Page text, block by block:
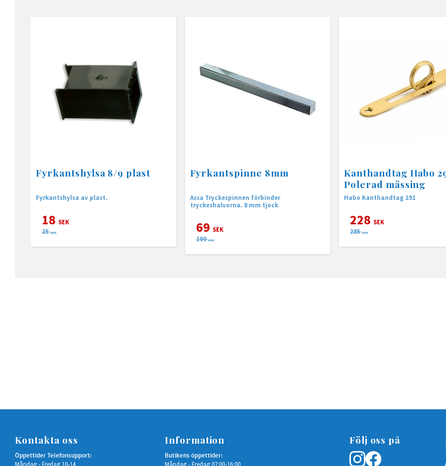
Fyrkantshylsa 8/9 plast
Fyrkantshylsa av plast.
18 SEK
25 SEK
Fyrkantspinne 8mm
Assa Tryckespinnen förbinder
tryckeshalvorna. 8 mm tjock
69 SEK
100 SEK
Kanthandtag Habo
Polerad mässing
Habo Kanthandtag 291
228 SEK
285 SEK
Kontakta oss
Öppettider Telefonsupport:
Måndag - Fredag 10-14
Information
Butikens öppettider:
Måndag - Fredag 07:00-16:00
Följ oss på